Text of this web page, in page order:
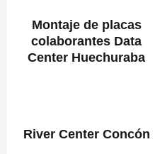
Montaje de placas
colaborantes Data
Center Huechuraba
River Center Concón